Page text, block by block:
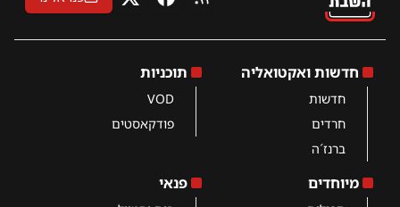
RSS פייסבוקX
חדשות ואקטואליה
חדשות
חרדים
ברנז´ה
תוכניות
VOD
פודקאסטים
מיוחדים פנאי